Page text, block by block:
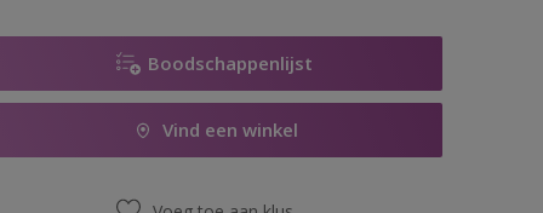
Boodschappenlijst
Vind een winkel